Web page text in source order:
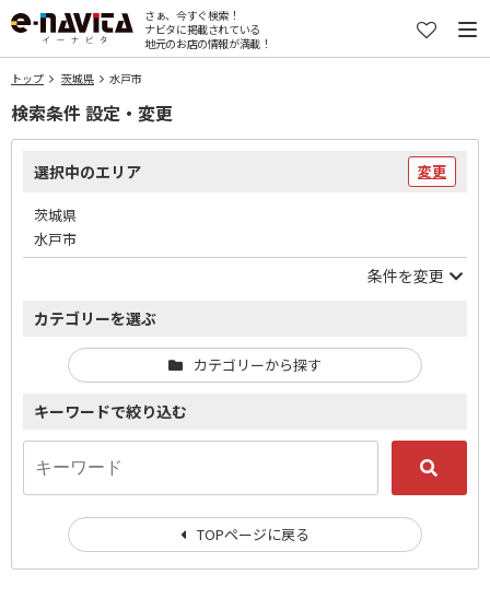
さぁ、今すぐ検索！
ナビタに掲載されている
地元のお店の情報が満載！
トップ 茨城県 水戸市
検索条件 設定・変更
選択中のエリア 変更
茨城県
水戸市
条件を変更
カテゴリーを選ぶ
カテゴリーから探す
キーワードで絞り込む
TOPページに戻る